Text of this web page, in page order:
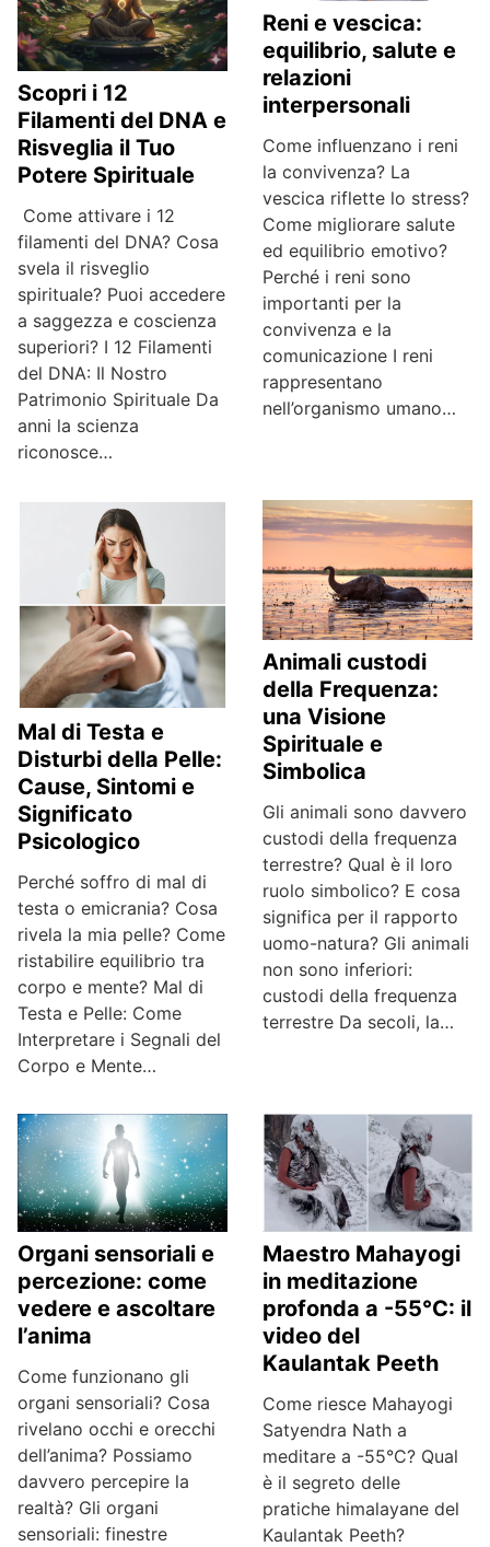
Scopri i 12
Filamenti del DNA e
Risveglia il Tuo
Potere Spirituale
Come attivare i 12
filamenti del DNA? Cosa
svela il risveglio
spirituale? Puoi accedere
a saggezza e coscienza
superiori? I 12 Filamenti
del DNA: Il Nostro
Patrimonio Spirituale Da
anni la scienza
riconosce…
Reni e vescica:
equilibrio, salute e
relazioni
interpersonali
Come influenzano i reni
la convivenza? La
vescica riflette lo stress?
Come migliorare salute
ed equilibrio emotivo?
Perché i reni sono
importanti per la
convivenza e la
comunicazione I reni
rappresentano
nell’organismo umano…
Mal di Testa e
Disturbi della Pelle:
Cause, Sintomi e
Significato
Psicologico
Perché soffro di mal di
testa o emicrania? Cosa
rivela la mia pelle? Come
ristabilire equilibrio tra
corpo e mente? Mal di
Testa e Pelle: Come
Interpretare i Segnali del
Corpo e Mente…
Animali custodi
della Frequenza:
una Visione
Spirituale e
Simbolica
Gli animali sono davvero
custodi della frequenza
terrestre? Qual è il loro
ruolo simbolico? E cosa
significa per il rapporto
uomo-natura? Gli animali
non sono inferiori:
custodi della frequenza
terrestre Da secoli, la…
Organi sensoriali e
percezione: come
vedere e ascoltare
l’anima
Come funzionano gli
organi sensoriali? Cosa
rivelano occhi e orecchi
dell’anima? Possiamo
davvero percepire la
realtà? Gli organi
sensoriali: finestre
Maestro Mahayogi
in meditazione
profonda a -55°C: il
video del
Kaulantak Peeth
Come riesce Mahayogi
Satyendra Nath a
meditare a -55°C? Qual
è il segreto delle
pratiche himalayane del
Kaulantak Peeth?